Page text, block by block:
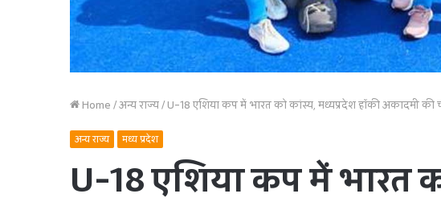
Home/अन्य राज्य/U-18 एशिया कप में भारत को कांस्य, मध्यप्रदेश हॉकी अकादमी की
अन्य राज्य मध्य प्रदेश
U-18 एशिया कप में भारत